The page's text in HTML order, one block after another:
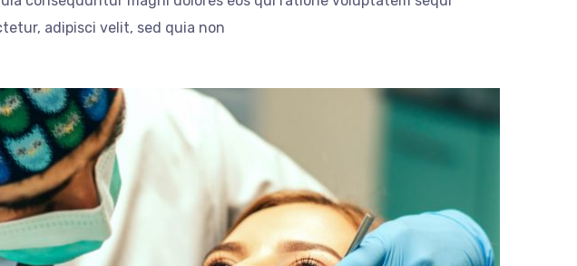
adipisci velit, sed quia non